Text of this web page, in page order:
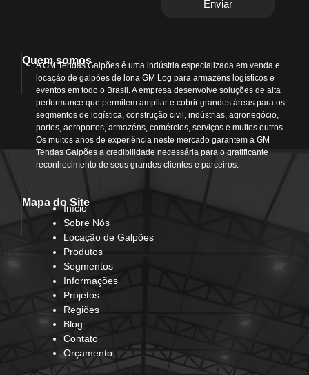
Enviar
Quem somos
A GM Tendas Galpões é uma indústria especializada em venda e
locação de galpões de lona GM Log para armazéns logísticos e
eventos em todo o Brasil. A empresa desenvolve soluções de alta
performance que permitem ampliar e cobrir grandes áreas para os
segmentos de logística, construção civil, indústrias, agronegócio,
portos, aeroportos, armazéns, comércios, serviços e muitos outros.
Os muitos anos de experiência neste mercado garantem à GM
Tendas Galpões a credibilidade necessária para o gratificante
reconhecimento de seus grandes clientes e parceiros.
Mapa do Site
Início
Sobre Nós
Locação de Galpões
Produtos
Segmentos
Informações
Projetos
Regiões
Blog
Contato
Orçamento